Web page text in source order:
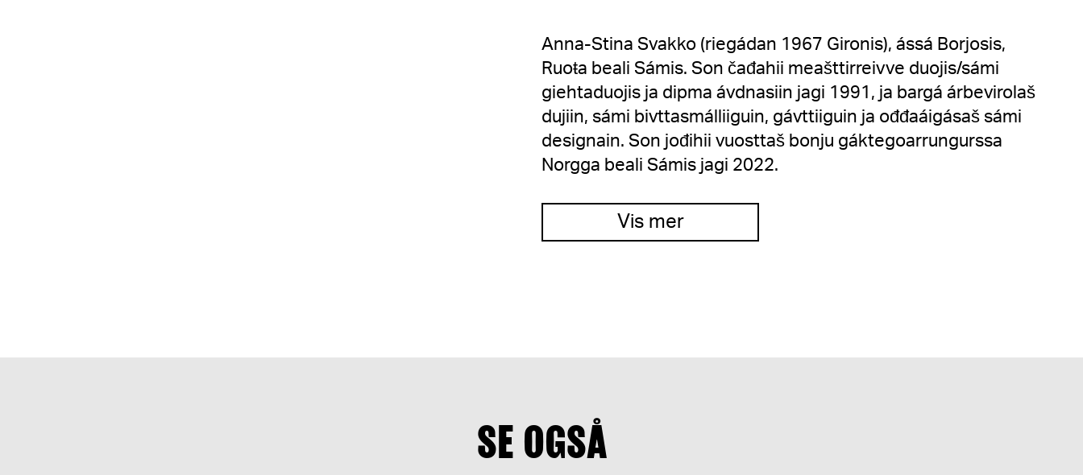
Anna-Stina Svakko (riegádan 1967 Gironis), ássá Borjosis,
Ruoŧa beali Sámis. Son čađahii meašttirreivve duojis/sámi
giehtaduojis ja dipma ávdnasiin jagi 1991, ja bargá árbevirolaš
dujiin, sámi bivttasmálliiguin, gávttiiguin ja ođđaáigásaš sámi
designain. Son jođihii vuosttaš bonju gáktegoarrungurssa
Norgga beali Sámis jagi 2022.
Vis mer
SE OGSÅ